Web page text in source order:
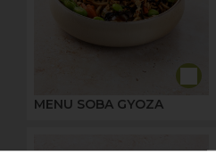
MENU SOBA GYOZA